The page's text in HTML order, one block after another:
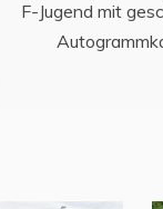
F-Jugend mit